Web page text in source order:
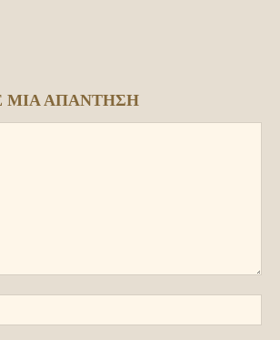
ΜΙΑ ΑΠΑΝΤΗΣΗ